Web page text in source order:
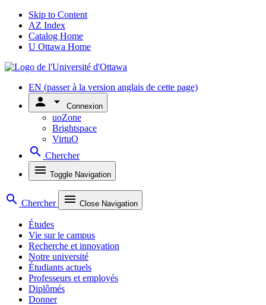
Skip to Content
AZ Index
Catalog Home
U Ottawa Home
EN (passer à la version anglais de cette page)
person arrow_drop_down Connexion
uoZone
Brightspace
VirtuO
search Chercher
menu Toggle Navigation
search Chercher menu Close Navigation
Études
Vie sur le campus
Recherche et innovation
Notre université
Étudiants actuels
Professeurs et employés
Diplômés
Donner